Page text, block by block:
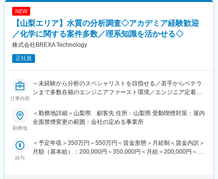
人材派遣、請負開発、コンサルティングを取り扱いしている企業
です。
その中でも、機械・電気・電子・ソフト・化学、生産技術まで幅
広い分野をカバーしているエンジニア集団です。
開発業務では研究・分析・実験・試験等の業務を、設計業務では
変更の範囲：会社の定める業務
配属先への勤務に伴う引越費用に関しては、会社が全額負担しま
す。家賃補助の金額に関して、6万円（家賃＋共益費）の物件を上
限として半分を支給いたします。他にも資格取得支援制度、研修
費用割引制度が整っております。
■スキルアップやキャリア形成について：
当社では入社後も技術者の方々のスキルアップをサポートするに
あたって、アカデミー制度を導入しています。
ご自身の興味がある分野や更に知識を強化したい領域に関する授
制度を通じて学んだ内容や取得した資格は社内評価や昇給とも連
動しているおり、スキルアップと昇給を同時に実現いただけま
また、経験を積んでいただくことで大手企業への移籍も可能であ
り、技術者としての価値をどんどん高めていただくことを叶えら
NEW
【山梨エリア】水質の分析調査◇アカデミア経験歓迎
／化学に関する案件多数／理系知識を活かせる◇
株式会社BREXA Technology
正社員
仕事内容
～未経験から分析のスペシャリストを目指せる／若手からベテラ
ンまで多数在籍のエンジニアファースト環境／エンジニア定着率
■業務内容例：
各分野メーカーの研究開発パートナーとしてエンジニア派遣など
ー研究開発部門等に常駐いただき、分析や試験・調査といった業
務をお任せいたします・
勤務地
＜勤務地詳細＞山梨県 顧客先 住所：山梨県 受動喫煙対策：屋内
全面禁煙変更の範囲：会社の定める事業所
給与
＜予定年収＞350万円～550万円＜賃金形態＞月給制＜賃金内訳＞
月額（基本給）：200,000円～350,000円＜月給＞200,000円～